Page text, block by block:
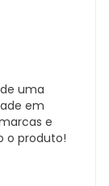
uma
em
e
o produto!